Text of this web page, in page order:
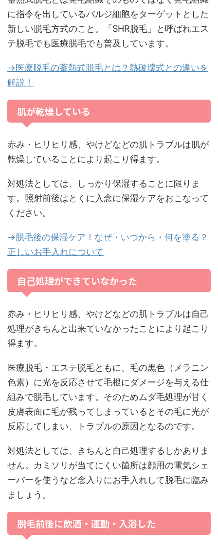
に指令を出しているバルジ細胞をターゲットとした
新しい脱毛方式のこと。「SHR脱毛」と呼ばれエス
テ脱毛でも医療脱毛でも普及しています。
→医療脱毛の蓄熱式脱毛とは？熱破壊式との違いを
解説！
肌が乾燥している
赤み・ヒリヒリ感、やけどなどの肌トラブルは肌が
乾燥していることにより起こり得ます。
対処法としては、しっかり保湿することに限りま
す。照射前後はとくに入念に保湿ケアをおこなって
ください。
→脱毛後の保湿ケア！なぜ・いつから・何を塗る？
正しいお手入れについて
自己処理ができていなかった
赤み・ヒリヒリ感、やけどなどの肌トラブルは自己
処理がきちんと出来ていなかったことにより起こり
得ます。
医療脱毛・エステ脱毛ともに、毛の黒色（メラニン
色素）に光を反応させて毛根にダメージを与える仕
組みで脱毛しています。そのためムダ毛処理が甘く
皮膚表面に毛が残ってしまっているとその毛に光が
反応してしまい、トラブルの原因となるのです。
対処法としては、きちんと自己処理するしかありま
せん。カミソリが当てにくい箇所は顔用の電気シェ
ーバーを使うなど念入りにお手入れして脱毛に臨み
ましょう。
脱毛前後に飲酒・運動・入浴した